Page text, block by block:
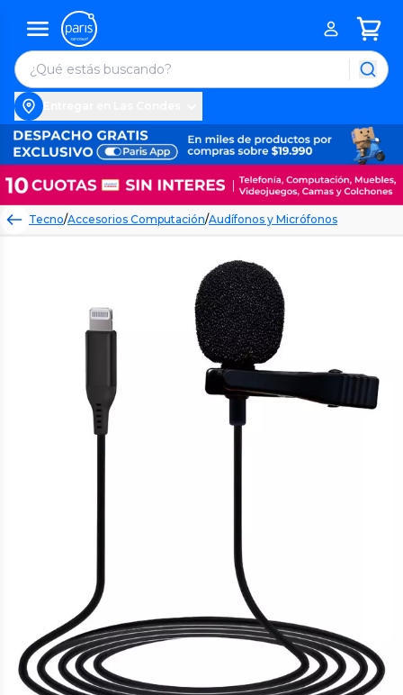
Tecno/Accesorios Computación/Audífonos y Micrófonos